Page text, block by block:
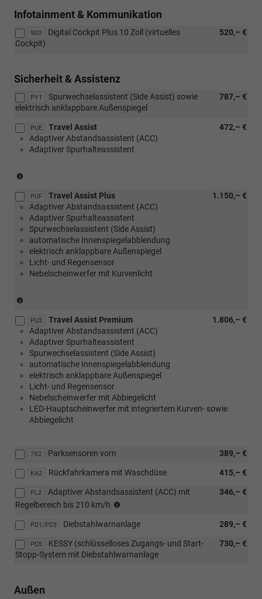
Winter
Paket)
Paket
[PUI]
sowie
Geruchs-
Winter
Plus
Paket
Winter
Premium
Feuchtigkeitssensor
oder
Infotainment & Kommunikation
9S0 520,– €
Digital Cockpit Plus 10 Zoll (virtuelles
Cockpit)
Sicherheit & Assistenz
PY1 787,– €
Spurwechselassistent (Side Assist) sowie
elektrisch anklappbare Außenspiegel
PUE 472,– €
Travel Assist
Adaptiver Abstandsassistent (ACC)
Adaptiver Spurhalteassistent
Verbindung
mit
1.0
MPI
59
kW)
PUF 1.150,– €
Travel Assist Plus
Adaptiver Abstandsassistent (ACC)
Adaptiver Spurhalteassistent
Spurwechselassistent (Side Assist)
automatische Innenspiegelabblendung
elektrisch anklappbare Außenspiegel
Licht- und Regensensor
Nebelscheinwerfer mit Kurvenlicht
Verbindung
mit
1.0
MPI
59
kW)
PU3 1.806,– €
Travel Assist Premium
Adaptiver Abstandsassistent (ACC)
Adaptiver Spurhalteassistent
Spurwechselassistent (Side Assist)
automatische Innenspiegelabblendung
elektrisch anklappbare Außenspiegel
Licht- und Regensensor
Nebelscheinwerfer mit Abbiegelicht
LED-Hauptscheinwerfer mit integriertem Kurven- sowie
Abbiegelicht
7X2 389,– €
Parksensoren vorn
KA2 415,– €
Rückfahrkamera mit Waschdüse
PL2 346,– €
Adaptiver Abstandsassistent (ACC) mit
Regelbereich bis 210 km/h
Verbindung
1.0
MPI
PD1/PD3 289,– €
Diebstahlwarnanlage
PD5 730,– €
KESSY (schlüsselloses Zugangs- und Start-
Stopp-System mit Diebstahlwarnanlage
Außen